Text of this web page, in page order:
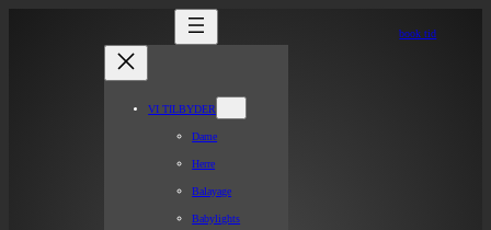
VI TILBYDER
Dame
Herre
Balayage
Babylights
book tid